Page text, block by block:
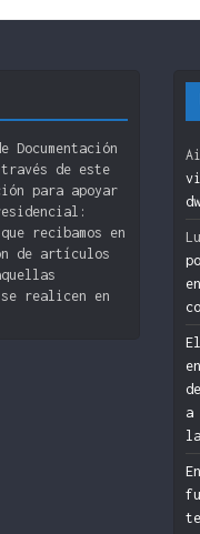
de este
para apoyar
recibamos en
de artículos
realicen en
a